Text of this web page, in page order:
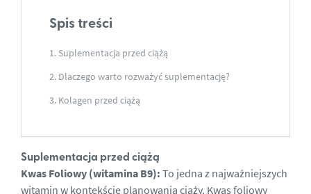
Spis treści
Suplementacja przed ciążą
Dlaczego warto rozważyć suplementację?
Kolagen przed ciążą
Suplementacja przed ciążą
Kwas Foliowy (witamina B9): To jedna z najważniejszych
witamin w kontekście planowania ciąży. Kwas foliowy